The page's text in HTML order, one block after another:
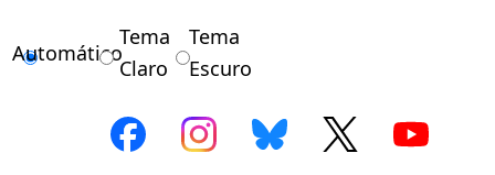
Automático
Tema
Claro
Tema
Escuro